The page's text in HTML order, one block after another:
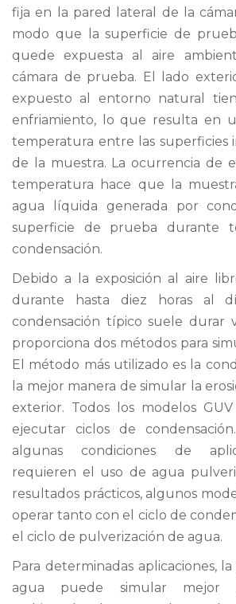
fija en la pared lateral de la
modo que la superficie de
quede expuesta al aire
cámara de prueba. El lado
expuesto al entorno natural
enfriamiento, lo que resulta en
temperatura entre las superficies
de la muestra. La ocurrencia de
temperatura hace que la
agua líquida generada por
superficie de prueba durante
condensación.
Debido a la exposición al aire
durante hasta diez horas al
condensación típico suele durar
proporciona dos métodos para
El método más utilizado es la
la mejor manera de simular la
exterior. Todos los modelos
ejecutar ciclos de
algunas condiciones de
requieren el uso de agua
resultados prácticos, algunos
operar tanto con el ciclo de
el ciclo de pulverización de agua.
Para determinadas aplicaciones,
agua puede simular mejor